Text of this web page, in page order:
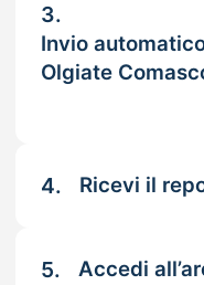
3.
Invio
Olgiate
4. Ricevi il
5. Accedi